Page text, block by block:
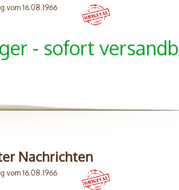
vom 16.08.1966
- sofort
Nachrichten
vom 16.08.1966